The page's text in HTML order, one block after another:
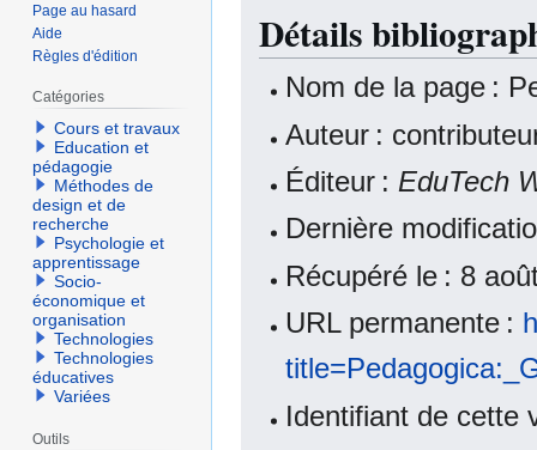
navigation
recherche
Détails
Nom de la page :
Auteur :
Éditeur : EduTech
Dernière
Récupéré le : 8
URL permanente :
Identifiant de cette
Page au hasard
Aide
Règles d'édition
Catégories
Cours et travaux
Education et
pédagogie
Méthodes de
design et de
recherche
Psychologie et
apprentissage
Socio-
économique et
organisation
Technologies
Technologies
éducatives
Variées
Outils